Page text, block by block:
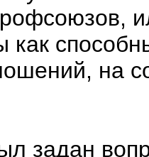
как
на
задан